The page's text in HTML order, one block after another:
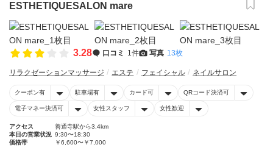
ESTHETIQUESALON mare
3.28 口コミ 1件 写真 13枚
リラクゼーションマッサージ エステ フェイシャル ネイルサロン
クーポン有 駐車場有 カード可 QRコード決済可
電子マネー決済可 女性スタッフ 女性歓迎
アクセス
善通寺駅から3.4km
本日の営業状況 9:30〜18:30
価格帯
￥6,600〜￥7,000